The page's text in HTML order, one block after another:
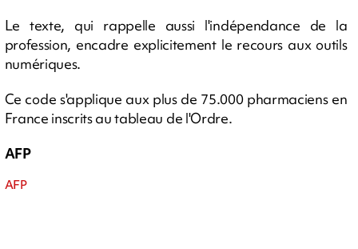
Le texte, qui rappelle aussi l'indépendance de la
profession, encadre explicitement le recours aux outils
numériques.
Ce code s'applique aux plus de 75.000 pharmaciens en
France inscrits au tableau de l'Ordre.
AFP
AFP